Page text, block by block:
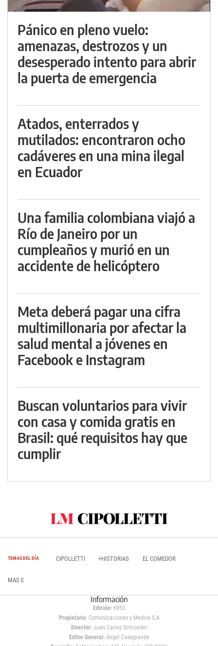
Pánico en pleno vuelo:
amenazas, destrozos y un
desesperado intento para abrir
la puerta de emergencia
Atados, enterrados y
mutilados: encontraron ocho
cadáveres en una mina ilegal
en Ecuador
Una familia colombiana viajó a
Río de Janeiro por un
cumpleaños y murió en un
accidente de helicóptero
Meta deberá pagar una cifra
multimillonaria por afectar la
salud mental a jóvenes en
Facebook e Instagram
Buscan voluntarios para vivir
con casa y comida gratis en
Brasil: qué requisitos hay que
cumplir
TEMAS DEL DÍA CIPOLLETTI +HISTORIAS EL COMEDOR
MAS E
Información
Edición: 6953
Propietario:Comunicaciones y Medios S.A
Director: Juan Carlos Schroeder
Editor General:Ángel Casagrande